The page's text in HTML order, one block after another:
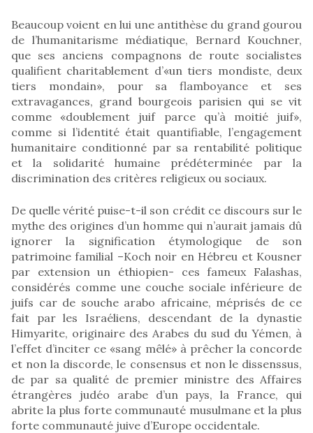
Beaucoup voient en lui une antithèse du grand gourou
de l’humanitarisme médiatique, Bernard Kouchner,
que ses anciens compagnons de route socialistes
qualifient charitablement d’«un tiers mondiste, deux
tiers mondain», pour sa flamboyance et ses
extravagances, grand bourgeois parisien qui se vit
comme «doublement juif parce qu’à moitié juif»,
comme si l’identité était quantifiable, l’engagement
humanitaire conditionné par sa rentabilité politique
et la solidarité humaine prédéterminée par la
discrimination des critères religieux ou sociaux.
De quelle vérité puise-t-il son crédit ce discours sur le
mythe des origines d’un homme qui n’aurait jamais dû
ignorer la signification étymologique de son
patrimoine familial –Koch noir en Hébreu et Kousner
par extension un éthiopien- ces fameux Falashas,
considérés comme une couche sociale inférieure de
juifs car de souche arabo africaine, méprisés de ce
fait par les Israéliens, descendant de la dynastie
Himyarite, originaire des Arabes du sud du Yémen, à
l’effet d’inciter ce «sang mêlé» à prêcher la concorde
et non la discorde, le consensus et non le dissenssus,
de par sa qualité de premier ministre des Affaires
étrangères judéo arabe d’un pays, la France, qui
abrite la plus forte communauté musulmane et la plus
forte communauté juive d’Europe occidentale.